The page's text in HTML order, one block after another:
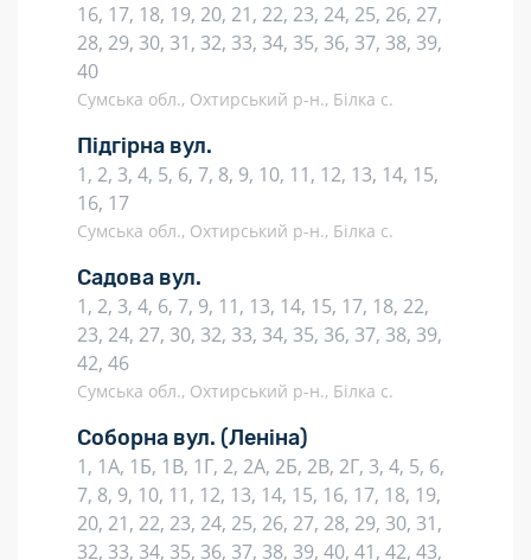
16, 17, 18, 19, 20, 21, 22, 23, 24, 25, 26, 27,
28, 29, 30, 31, 32, 33, 34, 35, 36, 37, 38, 39,
40
Сумська обл., Охтирський р-н., Білка с.
Підгірна вул.
1, 2, 3, 4, 5, 6, 7, 8, 9, 10, 11, 12, 13, 14, 15,
16, 17
Сумська обл., Охтирський р-н., Білка с.
Садова вул.
1, 2, 3, 4, 6, 7, 9, 11, 13, 14, 15, 17, 18, 22,
23, 24, 27, 30, 32, 33, 34, 35, 36, 37, 38, 39,
42, 46
Сумська обл., Охтирський р-н., Білка с.
Соборна вул. (Леніна)
1, 1А, 1Б, 1В, 1Г, 2, 2А, 2Б, 2В, 2Г, 3, 4, 5, 6,
7, 8, 9, 10, 11, 12, 13, 14, 15, 16, 17, 18, 19,
20, 21, 22, 23, 24, 25, 26, 27, 28, 29, 30, 31,
32, 33, 34, 35, 36, 37, 38, 39, 40, 41, 42, 43,